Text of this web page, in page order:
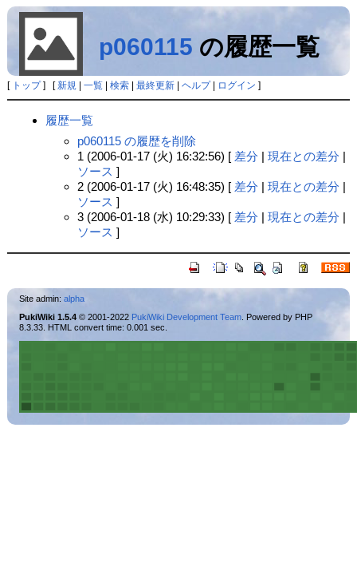
p060115 の履歴一覧
[ トップ] [新規| 一覧| 検索| 最終更新| ヘルプ| ログイン ]
履歴一覧
p060115 の履歴を削除
1 (2006-01-17 (火) 16:32:56) [ 差分| 現在との差分|
ソース ]
2 (2006-01-17 (火) 16:48:35) [ 差分| 現在との差分|
ソース ]
3 (2006-01-18 (水) 10:29:33) [ 差分| 現在との差分|
ソース ]
Site admin: alpha
PukiWiki 1.5.4© 2001-2022 PukiWiki Development Team. Powered by PHP
8.3.33. HTML convert time: 0.001 sec.